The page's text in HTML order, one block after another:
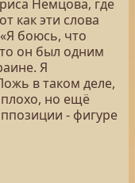
Немцова, где
как эти слова
боюсь, что
он был одним
Я
в таком деле,
плохо, но ещё
- фигуре